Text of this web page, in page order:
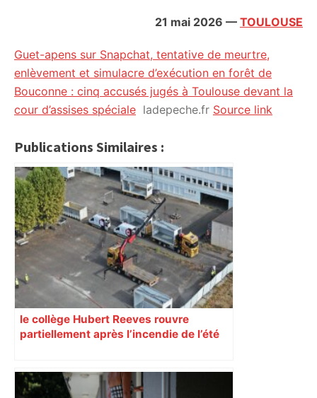
21 mai 2026 — TOULOUSE
Guet-apens sur Snapchat, tentative de meurtre,
enlèvement et simulacre d’exécution en forêt de
Bouconne : cinq accusés jugés à Toulouse devant la
cour d’assises spéciale ladepeche.fr Source link
Publications Similaires :
le collège Hubert Reeves rouvre
partiellement après l’incendie de l’été